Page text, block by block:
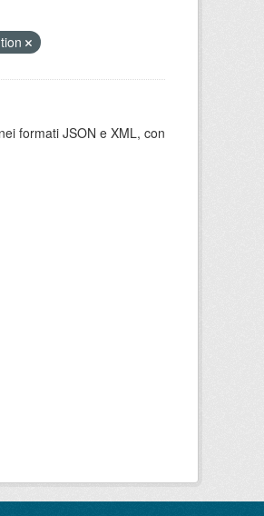
formati JSON e XML, con